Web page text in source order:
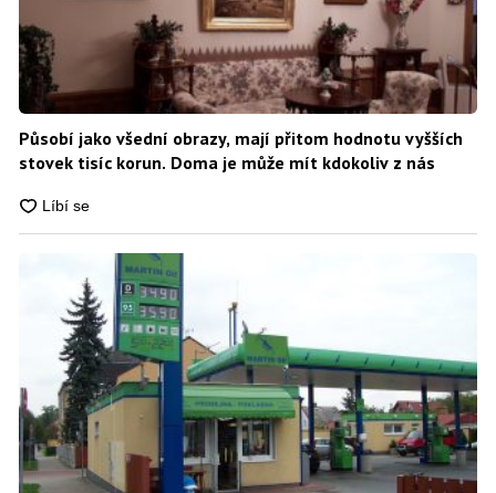
Působí jako všední obrazy, mají přitom hodnotu vyšších
stovek tisíc korun. Doma je může mít kdokoliv z nás